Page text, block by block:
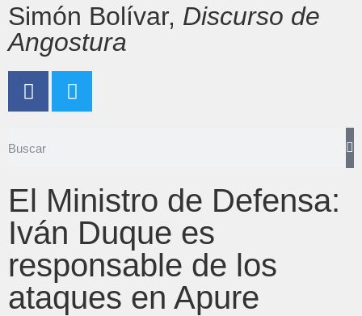
Simón Bolívar, Discurso de
Angostura
El Ministro de Defensa:
Iván Duque es
responsable de los
ataques en Apure